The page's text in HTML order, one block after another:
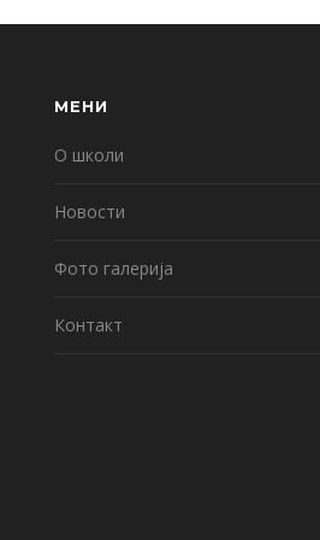
МЕНИ
О школи
Новости
Фото галерија
Контакт